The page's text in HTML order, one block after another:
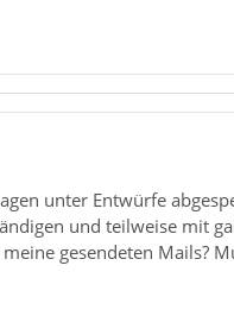
unter Entwürfe
und teilweise mit
gesendeten Mails?